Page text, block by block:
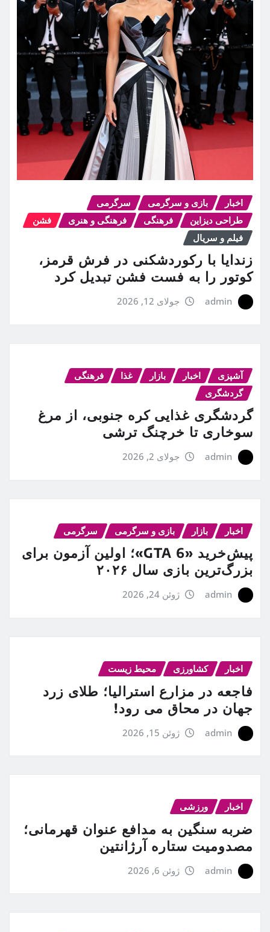
اخبار بازی و سرگرمی
سرگرمی
طراحی دیزاین
فرهنگی فرهنگی و هنری
فشن
فیلم و سریال
زندایا با رکوردشکنی در فرش قرمز،
کوتور را به فست فشن تبدیل کرد
admin جولای 12, 2026
آشپزی اخبار بازار غذا
فرهنگی
گردشگری
گردشگری غذایی کره جنوبی، از مرغ
سوخاری تا خرچنگ ترشی
admin جولای 2, 2026
اخبار بازار بازی و سرگرمی سرگرمی
پیش‌خرید «GTA 6»؛ اولین آزمون برای
بزرگ‌ترین بازی سال ۲۰۲۶
admin ژوئن 24, 2026
اخبار کشاورزی محیط زیست
فاجعه در مزارع استرالیا؛ طلای زرد
جهان در محاق می رود!
admin ژوئن 15, 2026
اخبار ورزشی
ضربه سنگین به مدافع عنوان قهرمانی؛
مصدومیت ستاره آرژانتین
admin ژوئن 6, 2026